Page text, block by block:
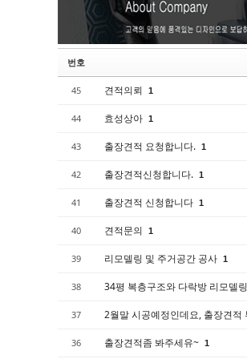
번호
45 견적의뢰 1
44 효성상아 1
43 출장견적 요청합니다. 1
42 출장견적신청합니다. 1
41 출장견적 신청합니다 1
40 견적문의 1
39 리모델링 및 주거공간 공사 1
38 34평 복층구조와 다락방 리모델
37 2월말 시공예정인데요, 출장견적
36 출장견적좀 봐주세유~ 1